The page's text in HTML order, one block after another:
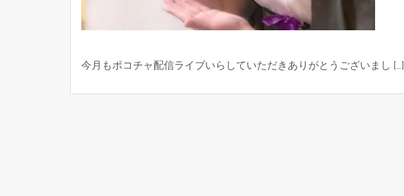
今月もポコチャ配信ライブいらしていただきありがとうございまし […]